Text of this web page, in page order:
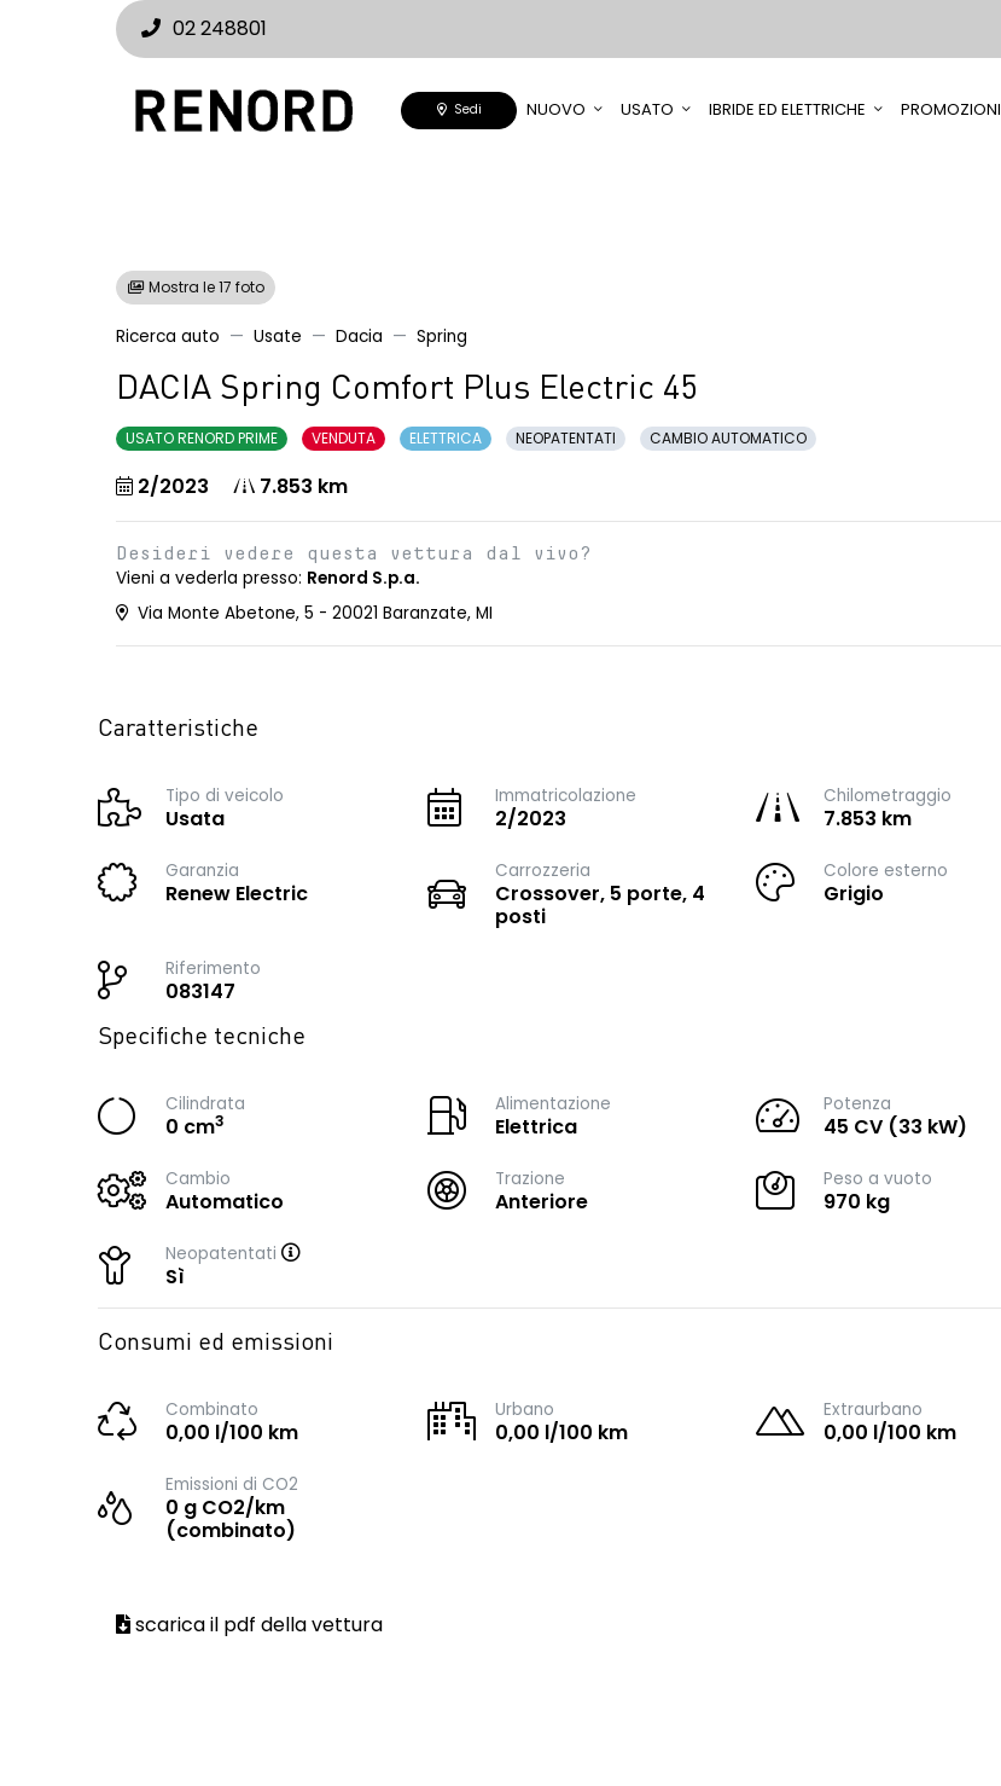
02 248801
Sedi NUOVO USATO IBRIDE ED ELETTRICHE PROMOZIONI
Mostra le 17 foto
Ricerca auto Usate Dacia Spring
DACIA Spring Comfort Plus Electric 45
USATO RENORD PRIME VENDUTA ELETTRICA NEOPATENTATI CAMBIO AUTOMATICO
2/2023 7.853 km
Desideri vedere questa vettura dal vivo?
Vieni a vederla presso: Renord S.p.a.
Via Monte Abetone, 5 - 20021 Baranzate, MI
Caratteristiche
Tipo di veicolo
Usata
Immatricolazione
2/2023
Chilometraggio
7.853 km
Garanzia
Renew Electric
Carrozzeria
Crossover, 5 porte, 4
posti
Colore esterno
Grigio
Riferimento
083147
Specifiche tecniche
Cilindrata
0 cm3
Alimentazione
Elettrica
Potenza
45 CV (33 kW)
Cambio
Automatico
Trazione
Anteriore
Peso a vuoto
970 kg
Neopatentati
Sì
Consumi ed emissioni
Combinato
0,00 l/100 km
Urbano
0,00 l/100 km
Extraurbano
0,00 l/100 km
Emissioni di CO2
0 g CO2/km
(combinato)
scarica il pdf della vettura